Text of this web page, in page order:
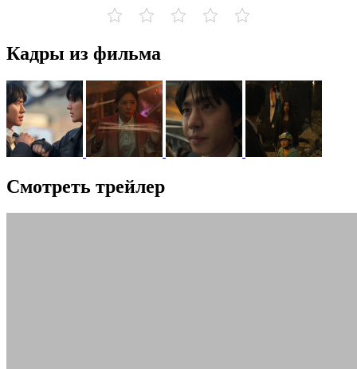
Кадры из фильма
Смотреть трейлер